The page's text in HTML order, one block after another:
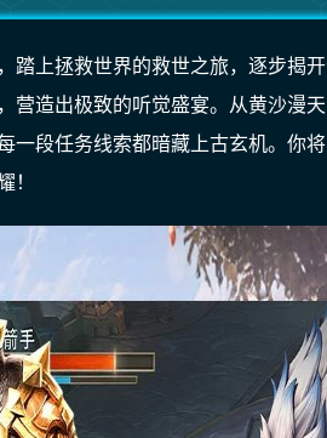
踏上拯救世界的救世之旅，逐步揭
营造出极致的听觉盛宴。从黄沙漫
一段任务线索都暗藏上古玄机。你
！